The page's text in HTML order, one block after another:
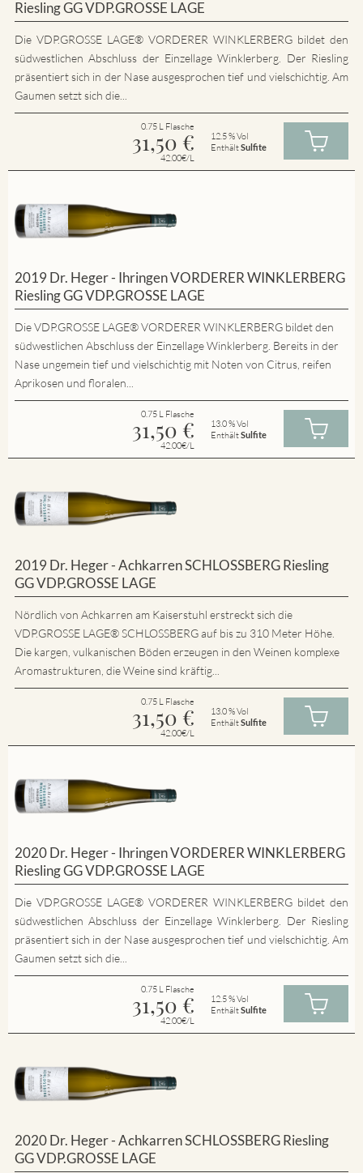
Riesling GG VDP.GROSSE LAGE
Die VDP.GROSSE LAGE® VORDERER WINKLERBERG bildet den
südwestlichen Abschluss der Einzellage Winklerberg. Der Riesling
präsentiert sich in der Nase ausgesprochen tief und vielschichtig. Am
Gaumen setzt sich die...
0.75 L Flasche
31,50 €
42.00€/L
12.5 % Vol
EnthältSulfite
2019 Dr. Heger - Ihringen VORDERER WINKLERBERG
Riesling GG VDP.GROSSE LAGE
Die VDP.GROSSE LAGE® VORDERER WINKLERBERG bildet den
südwestlichen Abschluss der Einzellage Winklerberg. Bereits in der
Nase ungemein tief und vielschichtig mit Noten von Citrus, reifen
Aprikosen und floralen...
0.75 L Flasche
31,50 €
42.00€/L
13.0 % Vol
EnthältSulfite
2019 Dr. Heger - Achkarren SCHLOSSBERG Riesling
GG VDP.GROSSE LAGE
Nördlich von Achkarren am Kaiserstuhl erstreckt sich die
VDP.GROSSE LAGE® SCHLOSSBERG auf bis zu 310 Meter Höhe.
Die kargen, vulkanischen Böden erzeugen in den Weinen komplexe
Aromastrukturen, die Weine sind kräftig...
0.75 L Flasche
31,50 €
42.00€/L
13.0 % Vol
EnthältSulfite
2020 Dr. Heger - Ihringen VORDERER WINKLERBERG
Riesling GG VDP.GROSSE LAGE
Die VDP.GROSSE LAGE® VORDERER WINKLERBERG bildet den
südwestlichen Abschluss der Einzellage Winklerberg. Der Riesling
präsentiert sich in der Nase ausgesprochen tief und vielschichtig. Am
Gaumen setzt sich die...
0.75 L Flasche
31,50 €
42.00€/L
12.5 % Vol
EnthältSulfite
2020 Dr. Heger - Achkarren SCHLOSSBERG Riesling
GG VDP.GROSSE LAGE